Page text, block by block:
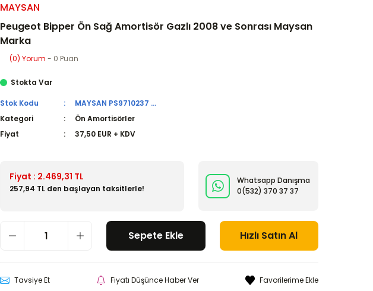
MAYSAN
Peugeot Bipper Ön Sağ Amortisör Gazlı 2008 ve Sonrası Maysan
Marka
(0) Yorum - 0 Puan
Stokta Var
Stok Kodu
MAYSAN PS9710237 ...
Kategori
Ön Amortisörler
Fiyat
37,50 EUR + KDV
Fiyat : 2.469,31 TL
257,94 TL den başlayan taksitlerle!
Whatsapp Danışma
0(532) 370 37 37
Sepete Ekle Hızlı Satın Al
Tavsiye Et Fiyatı Düşünce Haber Ver